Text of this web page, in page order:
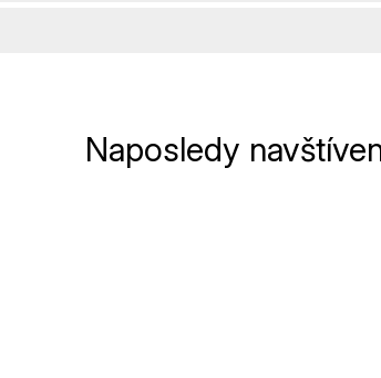
Naposledy